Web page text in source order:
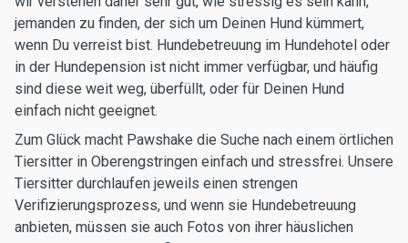
jemanden zu finden, der sich um Deinen Hund kümmert,
wenn Du verreist bist. Hundebetreuung im Hundehotel oder
in der Hundepension ist nicht immer verfügbar, und häufig
sind diese weit weg, überfüllt, oder für Deinen Hund
einfach nicht geeignet.
Zum Glück macht Pawshake die Suche nach einem örtlichen
Tiersitter in Oberengstringen einfach und stressfrei. Unsere
Tiersitter durchlaufen jeweils einen strengen
Verifizierungsprozess, und wenn sie Hundebetreuung
anbieten, müssen sie auch Fotos von ihrer häuslichen